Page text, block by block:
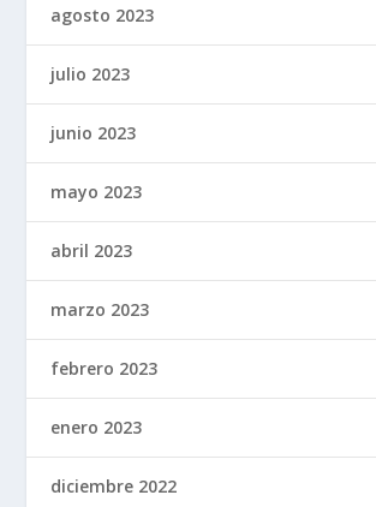
agosto 2023
julio 2023
junio 2023
mayo 2023
abril 2023
marzo 2023
febrero 2023
enero 2023
diciembre 2022